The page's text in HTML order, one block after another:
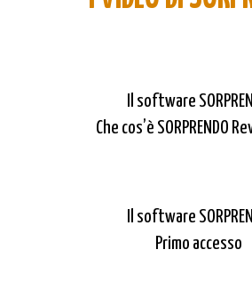
Il software
Che cos’è SORPRENDO
Il software
Primo accesso